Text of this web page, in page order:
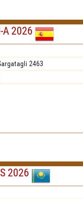
A 2026
2463
2026